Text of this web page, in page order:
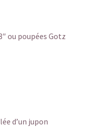
ou poupées Gotz
d’un jupon